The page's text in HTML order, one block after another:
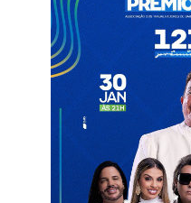
experiência real, a enfrentar
buscarem soluções que os
mundo atual e acompanhar
Informações com
Brejo do Cruz